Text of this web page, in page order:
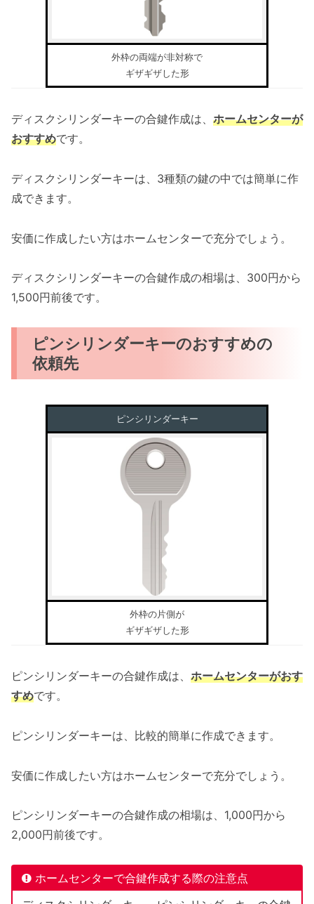
外枠の両端が非対称で
ギザギザした形
ディスクシリンダーキーの合鍵作成は、 ホームセンターが
おすすめです。
ディスクシリンダーキーは、3種類の鍵の中では簡単に作
成できます。
安価に作成したい方はホームセンターで充分でしょう。
ディスクシリンダーキーの合鍵作成の相場は、300円から
1,500円前後です。
ピンシリンダーキーのおすすめの
依頼先
ピンシリンダーキー
外枠の片側が
ギザギザした形
ピンシリンダーキーの合鍵作成は、 ホームセンターがおす
すめです。
ピンシリンダーキーは、比較的簡単に作成できます。
安価に作成したい方はホームセンターで充分でしょう。
ピンシリンダーキーの合鍵作成の相場は、1,000円から
2,000円前後です。
ホームセンターで合鍵作成する際の注意点